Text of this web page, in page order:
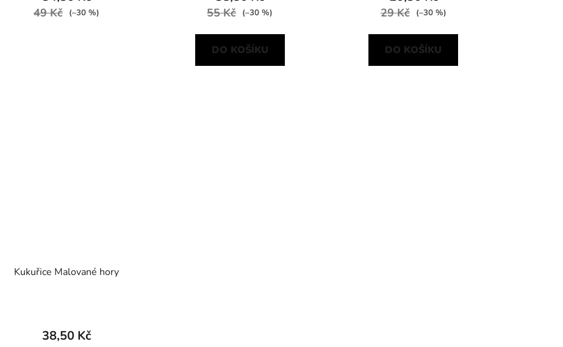
49 Kč (–30 %) 55 Kč (–30 %)
DO KOŠÍKU
29 Kč (–30 %)
DO KOŠÍKU
Kukuřice Malované hory
38,50 Kč